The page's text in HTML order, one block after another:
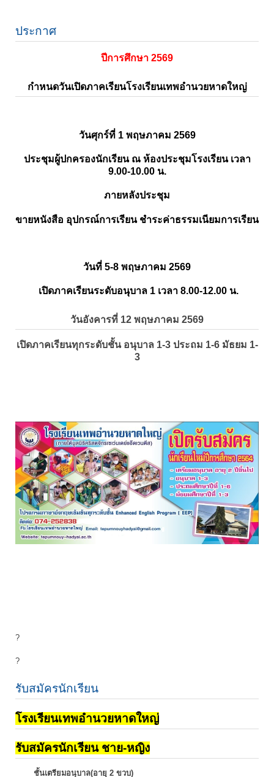
ประกาศ
ปีการศึกษา 2569
กำหนดวันเปิดภาคเรียนโรงเรียนเทพอำนวยหาดใหญ่
วันศุกร์ที่ 1 พฤษภาคม 2569
ประชุมผู้ปกครองนักเรียน ณ ห้องประชุมโรงเรียน เวลา
9.00-10.00 น.
ภายหลังประชุม
ขายหนังสือ อุปกรณ์การเรียน ชำระค่าธรรมเนียมการเรียน
วันที่ 5-8 พฤษภาคม 2569
เปิดภาคเรียนระดับอนุบาล 1 เวลา 8.00-12.00 น.
วันอังคารที่ 12 พฤษภาคม 2569
เปิดภาคเรียนทุกระดับชั้น อนุบาล 1-3 ประถม 1-6 มัธยม 1-
3
?
?
รับสมัครนักเรียน
โรงเรียนเทพอำนวยหาดใหญ่
รับสมัครนักเรียน ชาย-หญิง
ชั้นเตรียมอนุบาล(อายุ 2 ขวบ)